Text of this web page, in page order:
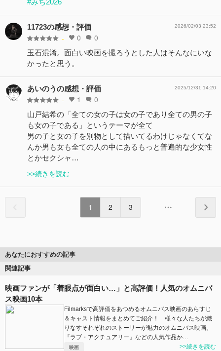
11723の感想・評価
- 0 0
2026/02/03 23:52
玉石混淆。面白い映画を撮ろうとした人はそんなにいな
かったと思う。
あいのうの感想・評価
- 1 0
2025/12/31 14:20
山戸結希の「全ての女の子は女の子であり全ての男の子
も女の子である」というテーマが全て
男の子と女の子を別物として描いてるわけじゃなくてな
んか男も女も全ての人の中にあるもっと普遍的な少女性
とかセクシャ…
>>続きを読む
1 2 3
あなたにおすすめの記事
関連記事
映画ファンが「着眼点が面白い…」と高評価！人気のオムニバ
ス映画10本
Filmarksで高評価をあつめるオムニバス映画のあらすじ
＆キャスト情報をまとめてご紹介！ 様々な人たちが織
りなすそれぞれのストーリーが魅力のオムニバス映画。
『ラブ・アクチュアリー』などの人気作品か…
映画 >>続きを読む